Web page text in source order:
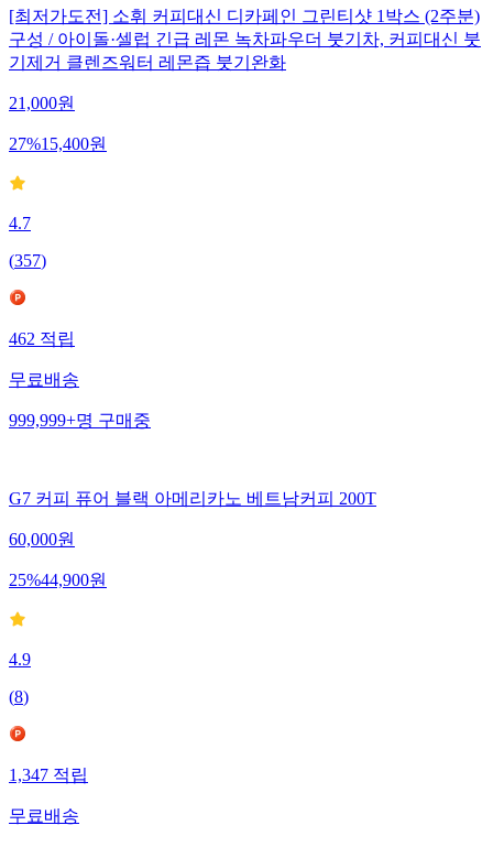
[최저가도전] 소휘 커피대신 디카페인 그린티샷 1박스 (2주분)
구성 / 아이돌·셀럽 긴급 레몬 녹차파우더 붓기차, 커피대신 붓
기제거 클렌즈워터 레몬즙 붓기완화
21,000원
27%15,400원
4.7
(357)
462적립
무료배송
999,999+명구매중
G7 커피 퓨어 블랙 아메리카노 베트남커피 200T
60,000원
25%44,900원
4.9
(8)
1,347적립
무료배송